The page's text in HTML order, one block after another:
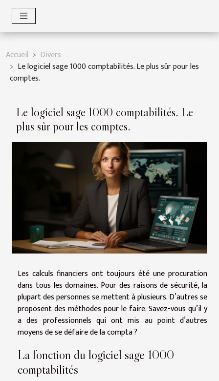
Accueil
Divers
Le logiciel sage 1000 comptabilités. Le plus sûr pour les
comptes.
Le logiciel sage 1000 comptabilités. Le
plus sûr pour les comptes.
Les calculs financiers ont toujours été une procuration
dans tous les domaines. Pour des raisons de sécurité, la
plupart des personnes se mettent à plusieurs. D’autres se
proposent des méthodes pour le faire. Savez-vous qu’il y
a des professionnels qui ont mis au point d’autres
moyens de se défaire de la compta ?
La fonction du logiciel sage 1000
comptabilités